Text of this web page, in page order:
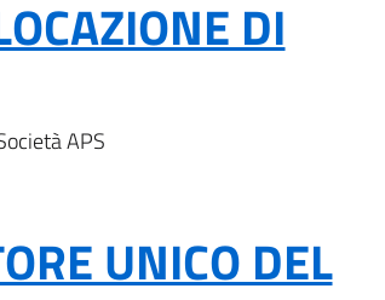
DI
APS
UNICO DEL